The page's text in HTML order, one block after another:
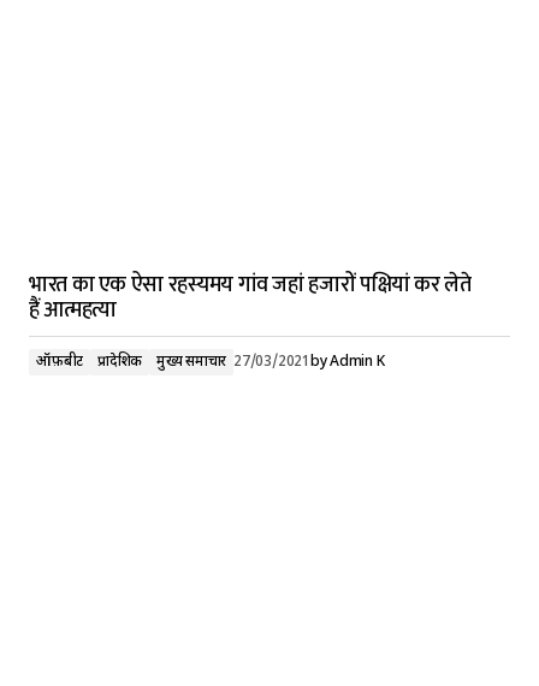
भारत का एक ऐसा रहस्यमय गांव जहां हजारों पक्षियां कर लेते
हैं आत्महत्या
ऑफ़बीट प्रादेशिक मुख्य समाचार 27/03/2021byAdmin K